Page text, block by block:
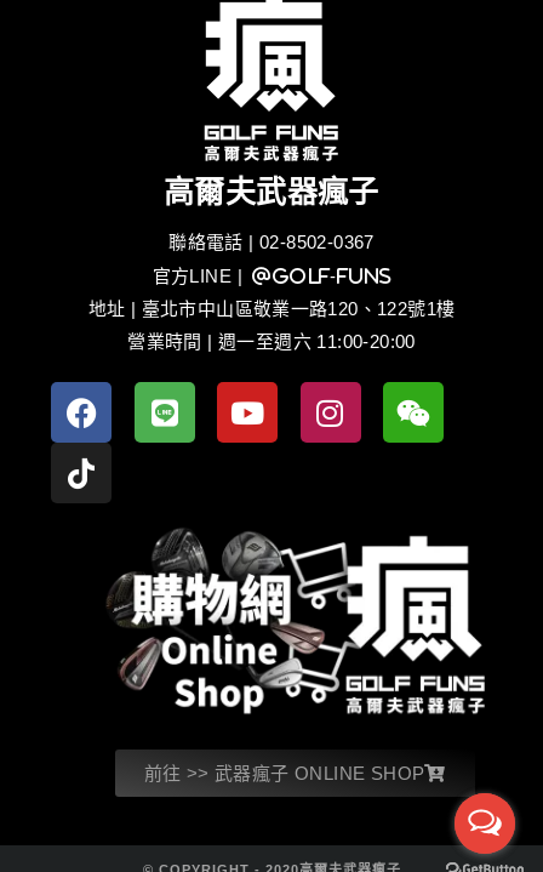
高爾夫武器瘋子
聯絡電話 | 02-8502-0367
官方LINE | @golf-funs
地址 | 臺北市中山區敬業一路120、122號1樓
營業時間 | 週一至週六 11:00-20:00
前往 >> 武器瘋子 ONLINE SHOP